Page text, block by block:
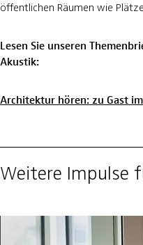
öffentlichen Räumen wie
Lesen Sie unseren
Akustik:
Architektur hören: zu Gast
Weitere Impulse